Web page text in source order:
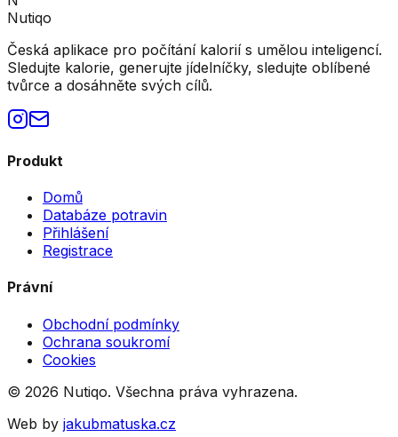
Nutiqo
Česká aplikace pro počítání kalorií s umělou inteligencí.
Sledujte kalorie, generujte jídelníčky, sledujte oblíbené
tvůrce a dosáhněte svých cílů.
Produkt
Domů
Databáze potravin
Přihlášení
Registrace
Právní
Obchodní podmínky
Ochrana soukromí
Cookies
© 2026 Nutiqo. Všechna práva vyhrazena.
Web by jakubmatuska.cz